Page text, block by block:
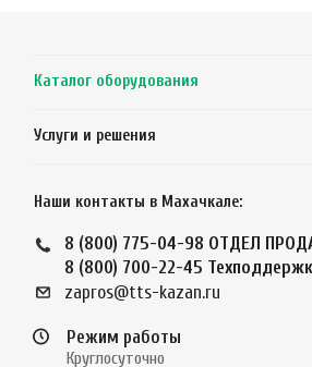
Каталог оборудования
Услуги и решения
Наши контакты в Махачкале:
8 (800) 775-04-98 ОТДЕЛ
8 (800) 700-22-45
zapros@tts-kazan.ru
Режим работы
Круглосуточно